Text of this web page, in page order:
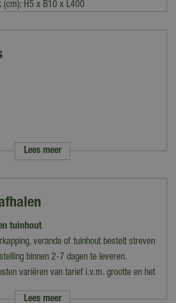
(cm): H5 x B10 x L400
Lees meer
tuinhout
veranda of tuinhout bestelt streven
binnen 2-7 dagen te leveren.
variëren van tarief i.v.m. grootte en het
Voer je postcode in op de
Lees meer